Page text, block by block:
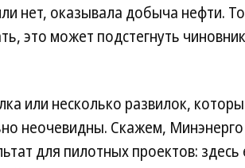
нет, оказывала добыча нефти.
это может подстегнуть
или несколько развилок,
неочевидны. Скажем, Минэнерго
для пилотных проектов: